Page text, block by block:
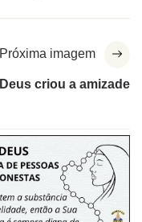
Próxima imagem
Deus criou a amizade